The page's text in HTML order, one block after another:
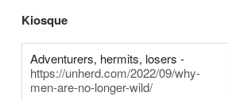
Kiosque
Adventurers, hermits, losers -
https://unherd.com/2022/09/why-
men-are-no-longer-wild/